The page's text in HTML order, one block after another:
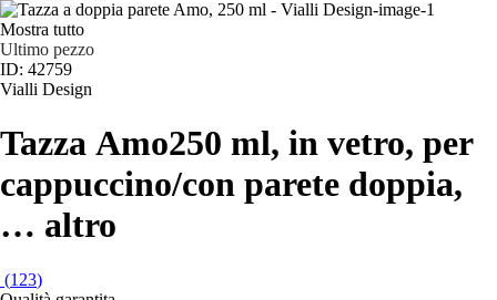
Mostra tutto
Ultimo pezzo
ID: 42759
Vialli Design
Tazza Amo250 ml, in vetro, per
cappuccino/con parete doppia,
… altro
(123)